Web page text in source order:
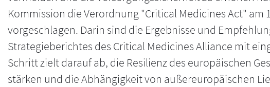
Kommission die Verordnung "Critical Medicines Act" am
vorgeschlagen. Darin sind die Ergebnisse und
Strategieberichtes des Critical Medicines Alliance mit
Schritt zielt darauf ab, die Resilienz des europäischen
stärken und die Abhängigkeit von außereuropäischen